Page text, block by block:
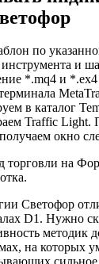
по
инструмента и
*.mq4 и
в каталог
Traffic Light.
окно
Светофор
D1. Нужно
методик
на которых